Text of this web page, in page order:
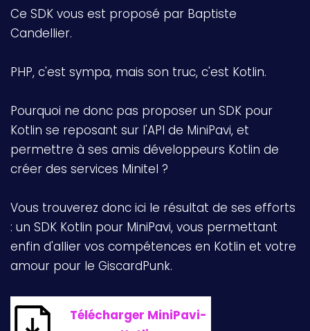
Ce SDK vous est proposé par Baptiste
Candellier.
PHP, c'est sympa, mais son truc, c'est Kotlin.
Pourquoi ne donc pas proposer un SDK pour
Kotlin se reposant sur l'API de MiniPavi, et
permettre à ses amis développeurs Kotlin de
créer des services Minitel ?
Vous trouverez donc ici le résultat de ses efforts
: un SDK Kotlin pour MiniPavi, vous permettant
enfin d'allier vos compétences en Kotlin et votre
amour pour le GiscardPunk.
Télécharger MiniPavi-